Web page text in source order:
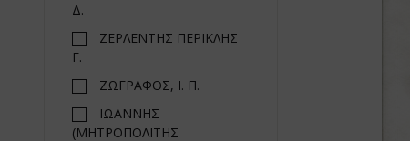
Δ.
ΖΕΡΛΕΝΤΗΣ ΠΕΡΙΚΛΗΣ
Γ.
ΖΩΓΡΑΦΟΣ, Ι. Π.
ΙΩΑΝΝΗΣ
(ΜΗΤΡΟΠΟΛΙΤΗΣ